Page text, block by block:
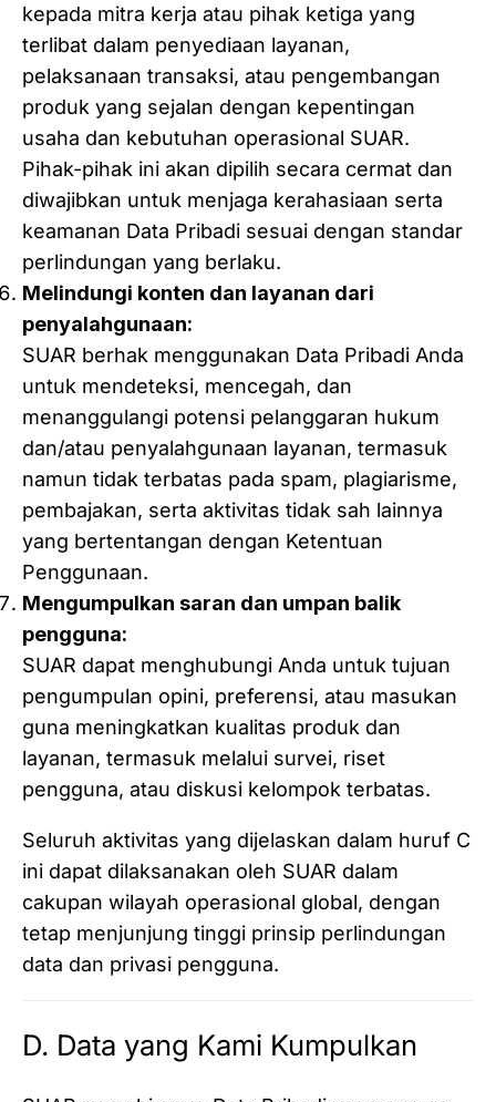
kepada mitra kerja atau pihak ketiga yang
terlibat dalam penyediaan layanan,
pelaksanaan transaksi, atau pengembangan
produk yang sejalan dengan kepentingan
usaha dan kebutuhan operasional SUAR.
Pihak-pihak ini akan dipilih secara cermat dan
diwajibkan untuk menjaga kerahasiaan serta
keamanan Data Pribadi sesuai dengan standar
perlindungan yang berlaku.
Melindungi konten dan layanan dari
penyalahgunaan:
SUAR berhak menggunakan Data Pribadi Anda
untuk mendeteksi, mencegah, dan
menanggulangi potensi pelanggaran hukum
dan/atau penyalahgunaan layanan, termasuk
namun tidak terbatas pada spam, plagiarisme,
pembajakan, serta aktivitas tidak sah lainnya
yang bertentangan dengan Ketentuan
Penggunaan.
Mengumpulkan saran dan umpan balik
pengguna:
SUAR dapat menghubungi Anda untuk tujuan
pengumpulan opini, preferensi, atau masukan
guna meningkatkan kualitas produk dan
layanan, termasuk melalui survei, riset
pengguna, atau diskusi kelompok terbatas.
Seluruh aktivitas yang dijelaskan dalam huruf C
ini dapat dilaksanakan oleh SUAR dalam
cakupan wilayah operasional global, dengan
tetap menjunjung tinggi prinsip perlindungan
data dan privasi pengguna.
D. Data yang Kami Kumpulkan